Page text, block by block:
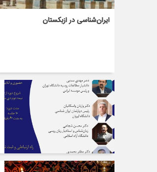
ایران‌شناسی در ازبکستان